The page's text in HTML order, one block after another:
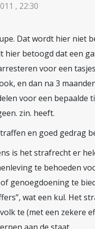
, 22:30
Dat wordt hier niet
hier betoogd dat een
voor een
en dan na 3
voor een bepaalde
zin. heeft.
en goed gedrag
is het strafrecht er
te behoeden
genoegdoening te
wat een kul. Het
te (met een zekere